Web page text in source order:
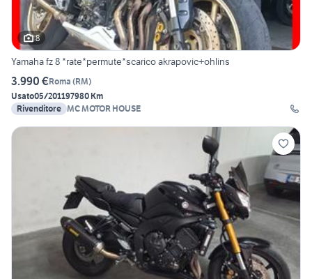
8
Yamaha fz 8 *rate*permute*scarico akrapovic+ohlins
3.990 €Roma (RM)
Usato05/201197980 Km
Rivenditore MC MOTOR HOUSE